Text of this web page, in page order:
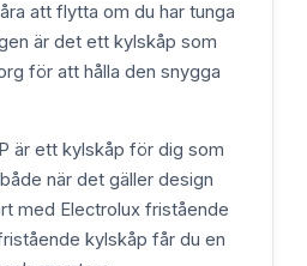
att flytta om du har tunga
är det ett kylskåp som
för att hålla den snygga
är ett kylskåp för dig som
när det gäller design
med Electrolux fristående
kylskåp får du en